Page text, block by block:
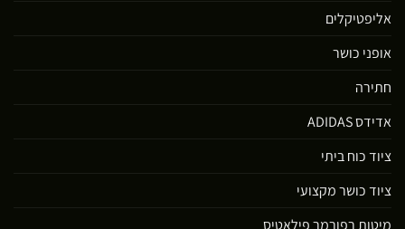
אליפטיקלים
אופני כושר
חתירה
אדידס ADIDAS
ציוד כוח ביתי
ציוד כושר מקצועי